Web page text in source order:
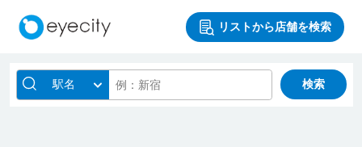
リストから店舗を検索
駅名 検索